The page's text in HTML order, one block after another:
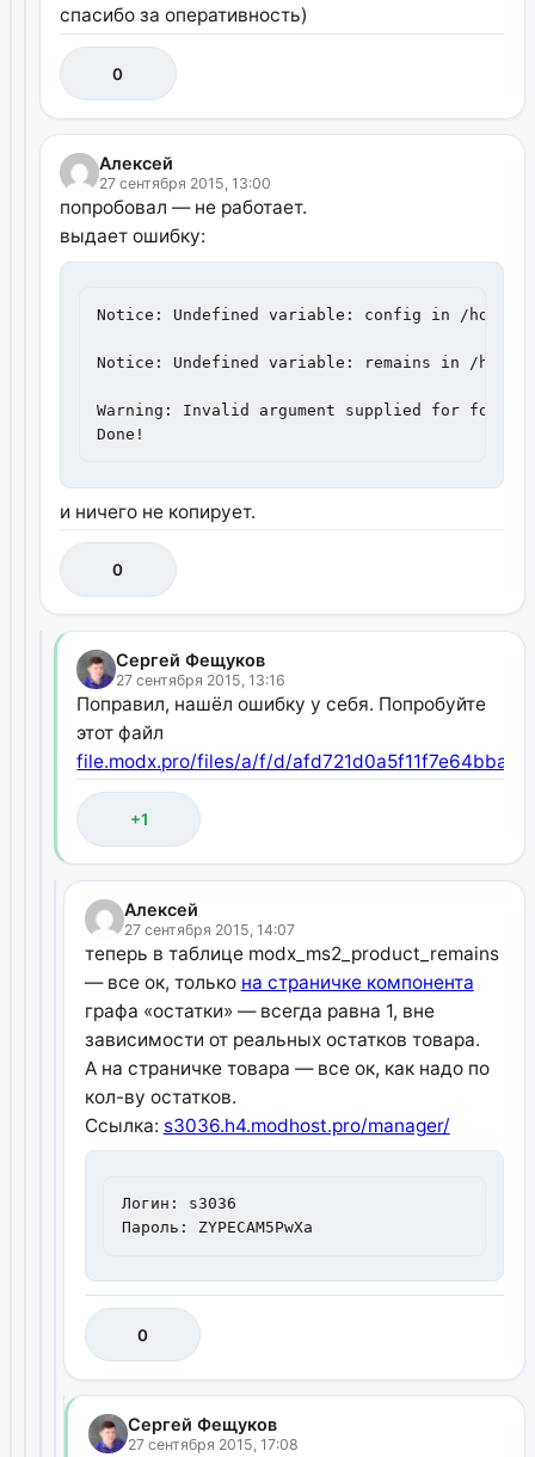
спасибо за оперативность)
0
Алексей
27 сентября 2015, 13:00
попробовал — не работает.
выдает ошибку:
Notice: Undefined variable: config in /home/
Notice: Undefined variable: remains in /home/
Warning: Invalid argument supplied for
Done!
и ничего не копирует.
0
Сергей Фещуков
27 сентября 2015, 13:16
Поправил, нашёл ошибку у себя. Попробуйте
этот файл
file.modx.pro/files/a/f/d/
+1
Алексей
27 сентября 2015, 14:07
теперь в таблице modx_ms2_product_remains
— все ок, только на страничке компонента
графа «остатки» — всегда равна 1, вне
зависимости от реальных остатков товара.
А на страничке товара — все ок, как надо по
кол-ву остатков.
Ссылка: s3036.h4.modhost.pro/manager/
Логин: s3036
Пароль: ZYPECAM5PwXa
0
Сергей Фещуков
27 сентября 2015, 17:08